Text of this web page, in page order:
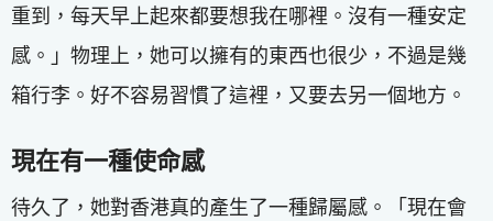
重到，每天早上起來都要想我在哪裡。沒有一種安定
感。」物理上，她可以擁有的東西也很少，不過是幾
箱行李。好不容易習慣了這裡，又要去另一個地方。
現在有一種使命感
待久了，她對香港真的產生了一種歸屬感。「現在會